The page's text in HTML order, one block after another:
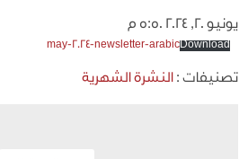
يونيو 20, 2024 5:50 م
may-2024-newsletter-arabicDownload
تصنيفات :النشرة الشهرية